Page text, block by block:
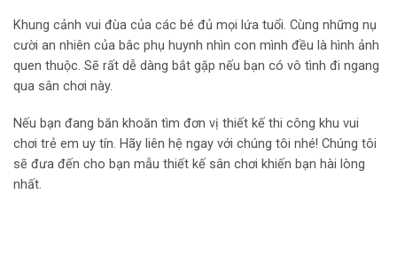
Khung cảnh vui đùa của các bé đủ mọi lứa tuổi. Cùng những nụ
cười an nhiên của bâc phụ huynh nhìn con mình đều là hình ảnh
quen thuộc. Sẽ rất dễ dàng bắt gặp nếu bạn có vô tình đi ngang
qua sân chơi này.
Nếu bạn đang băn khoăn tìm đơn vị thiết kế thi công khu vui
chơi trẻ em uy tín. Hãy liên hệ ngay với chúng tôi nhé! Chúng tôi
sẽ đưa đến cho bạn mẫu thiết kế sân chơi khiến bạn hài lòng
nhất.